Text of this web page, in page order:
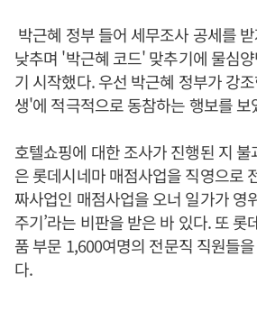
박근혜 정부 들어 세무조사 공세를
낮추며 '박근혜 코드' 맞추기에 물심
기 시작했다. 우선 박근혜 정부가 강
생'에 적극적으로 동참하는 행보를 보
호텔쇼핑에 대한 조사가 진행된 지
은 롯데시네마 매점사업을 직영으로
짜사업인 매점사업을 오너 일가가 영
주기’라는 비판을 받은 바 있다. 또 롯
품 부문 1,600여명의 전문직 직원들
다.